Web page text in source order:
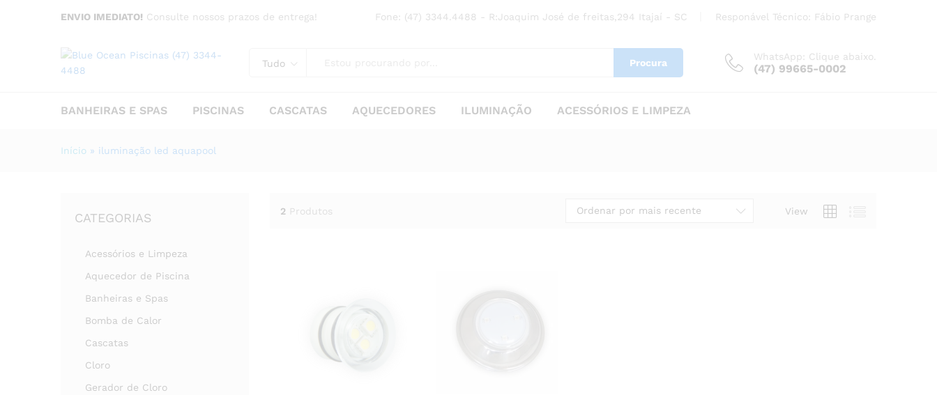
ENVIO IMEDIATO! Consulte nossos prazos de entrega! Fone: (47) 3344.4488 - R:Joaquim José de freitas,294 Itajaí - SC Responável Técnico: Fábio Prange
Tudo Procura
WhatsApp: Clique abaixo.
(47) 99665-0002
BANHEIRAS E SPAS PISCINAS CASCATAS AQUECEDORES ILUMINAÇÃO ACESSÓRIOS E LIMPEZA
Início » iluminação led aquapool
2 Produtos View
Ordenar por mais recente
CATEGORIAS
Acessórios e Limpeza
Aquecedor de Piscina
Banheiras e Spas
Bomba de Calor
Cascatas
Cloro
Gerador de Cloro